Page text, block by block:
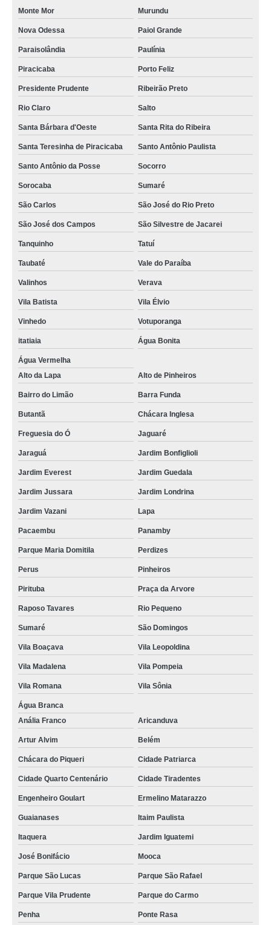
Monte Mor Murundu
Nova Odessa Paiol Grande
Paraisolândia Paulínia
Piracicaba Porto Feliz
Presidente Prudente Ribeirão Preto
Rio Claro Salto
Santa Bárbara d'Oeste Santa Rita do Ribeira
Santa Teresinha de Piracicaba Santo Antônio Paulista
Santo Antônio da Posse Socorro
Sorocaba Sumaré
São Carlos São José do Rio Preto
São José dos Campos São Silvestre de Jacarei
Tanquinho Tatuí
Taubaté Vale do Paraíba
Valinhos Verava
Vila Batista Vila Élvio
Vinhedo Votuporanga
itatiaia Água Bonita
Água Vermelha
Alto da Lapa
Alto de Pinheiros
Bairro do Limão Barra Funda
Butantã Chácara Inglesa
Freguesia do Ó Jaguaré
Jaraguá Jardim Bonfiglioli
Jardim Everest Jardim Guedala
Jardim Jussara Jardim Londrina
Jardim Vazani Lapa
Pacaembu Panamby
Parque Maria Domitila Perdizes
Perus Pinheiros
Pirituba Praça da Arvore
Raposo Tavares Rio Pequeno
Sumaré São Domingos
Vila Boaçava Vila Leopoldina
Vila Madalena Vila Pompeia
Vila Romana Vila Sônia
Água Branca
Anália Franco
Aricanduva
Artur Alvim Belém
Chácara do Piqueri Cidade Patriarca
Cidade Quarto Centenário Cidade Tiradentes
Engenheiro Goulart Ermelino Matarazzo
Guaianases Itaim Paulista
Itaquera Jardim Iguatemi
José Bonifácio Mooca
Parque São Lucas Parque São Rafael
Parque Vila Prudente Parque do Carmo
Penha Ponte Rasa